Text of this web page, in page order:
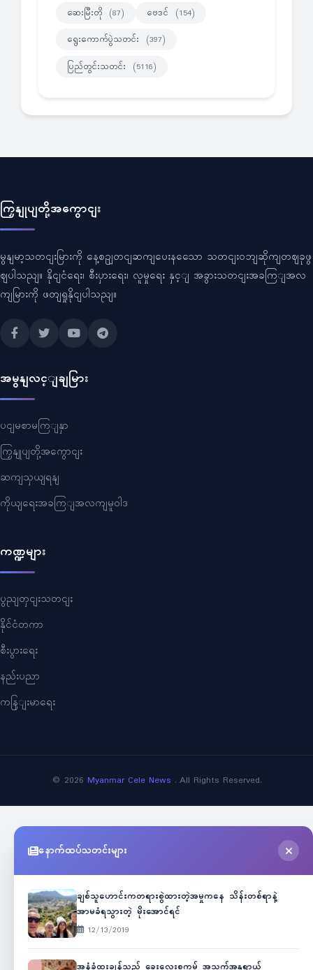
ဆေးမြီးတို (87) ဗေဒင် (154)
ရွေးကောက်ပွဲသတင်း (397)
ပြည်တွင်းသတင်း (5116)
ကြှနျုပျတို့အကွောငျး
မွနျမာ့သတငျးမြားကို နေ့စဥျတငျဆကျပေးနသေော သတငျးဝဘျဆိုကျတဈခုဖွ
ဈပါသညျ။ နိုငျငံရေး၊ စီးပှားရေး၊ လူမှုရေး နှင့ျ အခွားသတငျးအခကြျအလ
ကျမြားကို ဖတျရှုနိုငျပါသညျ။
အမွနျလင့ျချမြား
ပငျမစာမကြျနှာ
ကြှနျုပျတို့အကွောငျး
ဆကျသှယျရနျ
ကိုယျရေးအခကြျအလကျမူဝါဒ
ကဏ္ဍများ
ပွညျတှငျးသတငျး
နိုင်ငံတကာ
စီးပွားရေး
နည်းပညာ
ကနြျးမာရေး
© 2026 Myanmar Cele News . All Rights Reserved.
နောက်ထပ်သတင်းများ
ချစ်သူဟောင်းကတရားစွဲထားတဲ့အမှုကနေ သိန်းတစ်ရာနဲ့
အာမခံရသွားတဲ့ မိုးအောင်ရင်
12/13/2019
အနံ့ခံထူးချွန်သည့် ခွေးလေးစကမ့် အသက်အန္တရာယ်